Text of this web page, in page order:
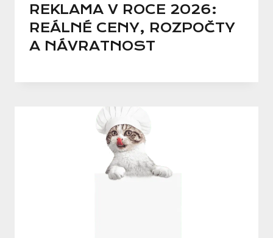
REKLAMA V ROCE 2026:
REÁLNÉ CENY, ROZPOČTY
A NÁVRATNOST